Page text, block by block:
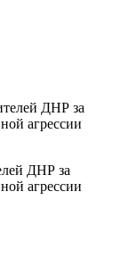
ДНР за
агрессии